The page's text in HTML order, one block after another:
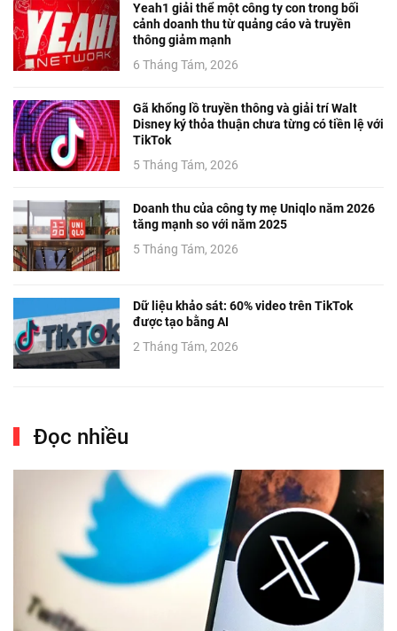
Yeah1 giải thể một công ty con trong bối
cảnh doanh thu từ quảng cáo và truyền
thông giảm mạnh
6 Tháng Tám, 2026
Gã khổng lồ truyền thông và giải trí Walt
Disney ký thỏa thuận chưa từng có tiền lệ với
TikTok
5 Tháng Tám, 2026
Doanh thu của công ty mẹ Uniqlo năm 2026
tăng mạnh so với năm 2025
5 Tháng Tám, 2026
Dữ liệu khảo sát: 60% video trên TikTok
được tạo bằng AI
2 Tháng Tám, 2026
Đọc nhiều